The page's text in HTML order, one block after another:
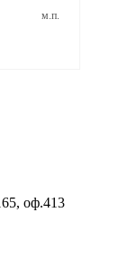
м.п.
оф.413